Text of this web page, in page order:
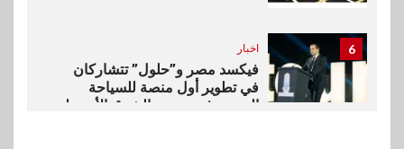
6 اخبار
فيكسد مصر و”حلول” تتشاركان
في تطوير أول منصة للسياحة
الصحية في مصر والشرق الأوسط